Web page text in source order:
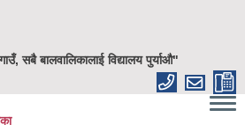
गाउँ, सबै बालवालिकालाई विद्यालय पुर्याऔ"